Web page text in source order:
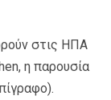
στις ΗΠΑ
η παρουσία